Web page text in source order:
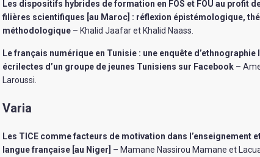
Les dispositifs hybrides de formation en FOS et FOU au profit
filières scientifiques [au Maroc] : réflexion épistémologique,
méthodologique – Khalid Jaafar et Khalid Naass.
Le français numérique en Tunisie : une enquête
écrilectes d’un groupe de jeunes Tunisiens sur Facebook –
Laroussi.
Varia
Les TICE comme facteurs de motivation dans l’enseignement
langue française [au Niger] – Mamane Nassirou Mamane et